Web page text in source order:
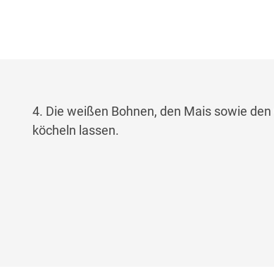
4. Die weißen Bohnen, den Mais sowie
köcheln lassen.